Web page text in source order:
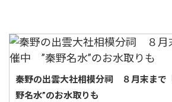
秦野の出雲大社相模分祠 ８月末まで
野名水”のお水取りも